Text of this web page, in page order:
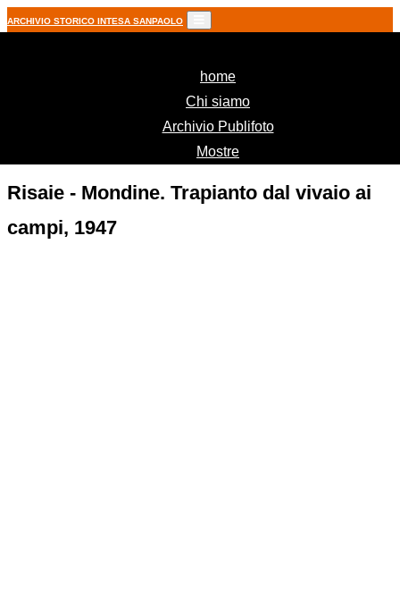
ARCHIVIO STORICO INTESA SANPAOLO
home(current)
Chi siamo
Archivio Publifoto
Mostre
Risaie - Mondine. Trapianto dal vivaio ai
campi, 1947